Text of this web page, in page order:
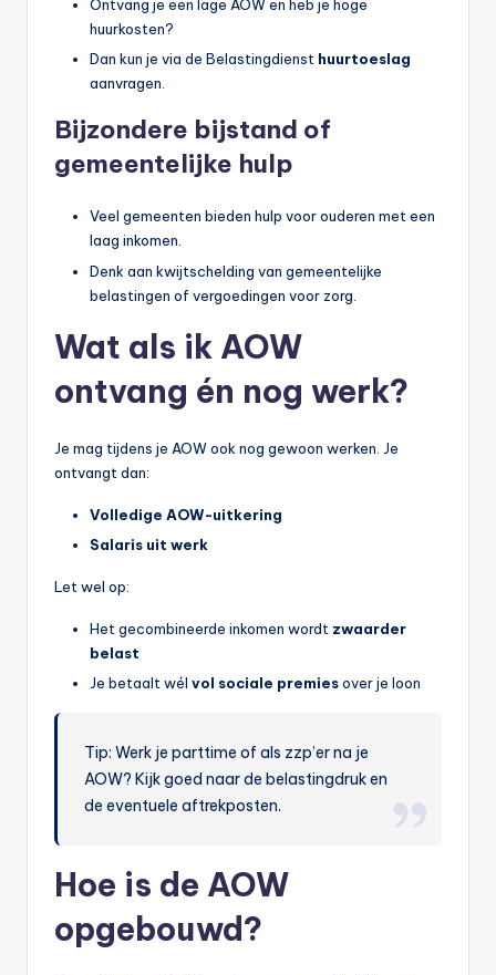
Ontvang je een lage AOW en heb je hoge
huurkosten?
Dan kun je via de Belastingdienst huurtoeslag
aanvragen.
Bijzondere bijstand of
gemeentelijke hulp
Veel gemeenten bieden hulp voor ouderen met een
laag inkomen.
Denk aan kwijtschelding van gemeentelijke
belastingen of vergoedingen voor zorg.
Wat als ik AOW
ontvang én nog werk?
Je mag tijdens je AOW ook nog gewoon werken. Je
ontvangt dan:
Volledige AOW-uitkering
Salaris uit werk
Let wel op:
Het gecombineerde inkomen wordt zwaarder
belast
Je betaalt wél vol sociale premiesover je loon
Tip: Werk je parttime of als zzp’er na je
AOW? Kijk goed naar de belastingdruk en
de eventuele aftrekposten.
Hoe is de AOW
opgebouwd?